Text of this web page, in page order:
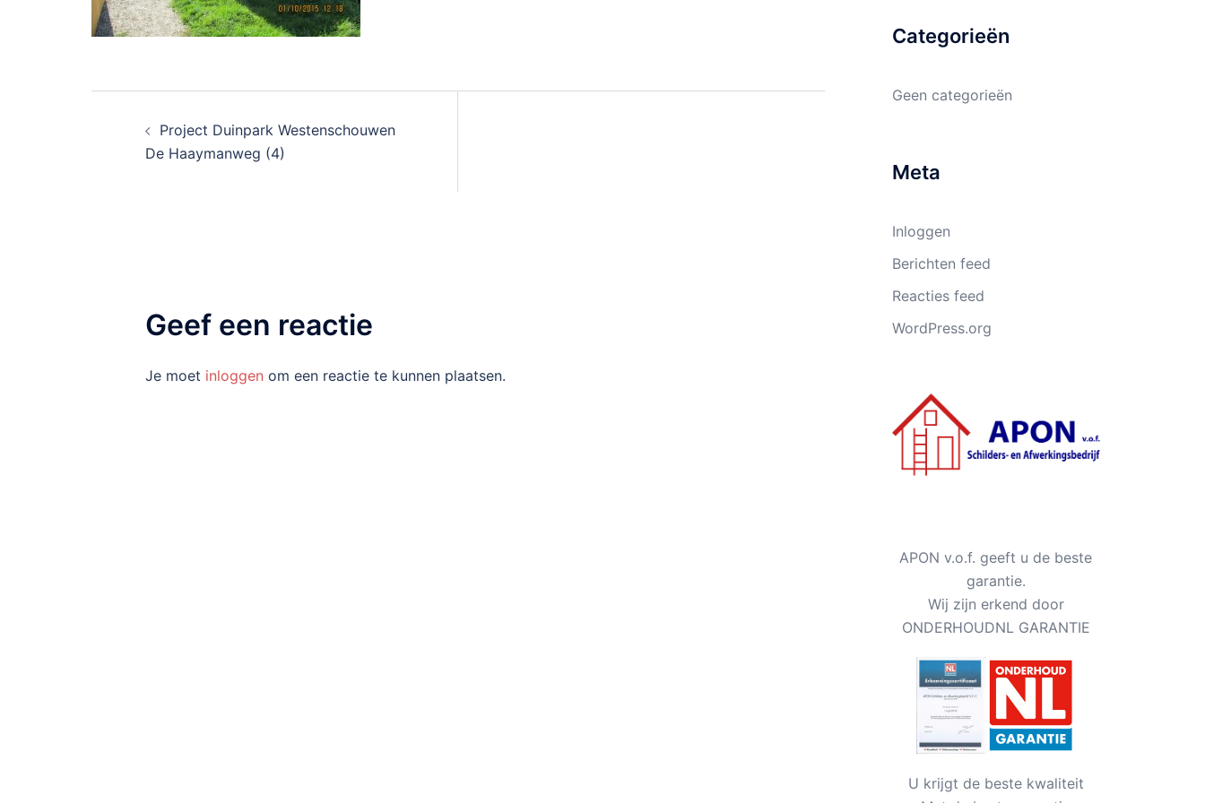
navigatie
Project Duinpark Westenschouwen
De Haaymanweg (4)
Geef een reactie
Je moet inloggen om een reactie te kunnen plaatsen.
Categorieën
Geen categorieën
Meta
Inloggen
Berichten feed
Reacties feed
WordPress.org
APON v.o.f. geeft u de beste
garantie.
Wij zijn erkend door
ONDERHOUDNL GARANTIE
U krijgt de beste kwaliteit